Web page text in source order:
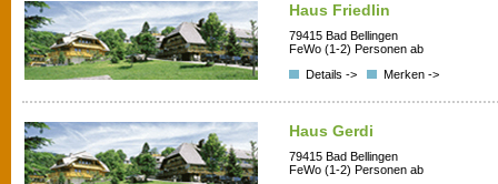
Haus Friedlin
79415 Bad Bellingen
FeWo (1-2) Personen ab
Details ->
Merken ->
Haus Gerdi
79415 Bad Bellingen
FeWo (1-2) Personen ab